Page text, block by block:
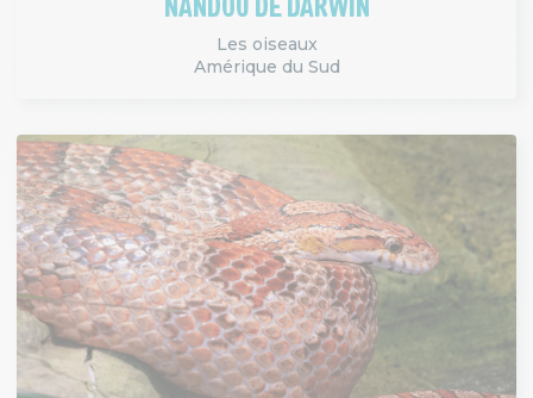
Les oiseaux
Amérique du Sud